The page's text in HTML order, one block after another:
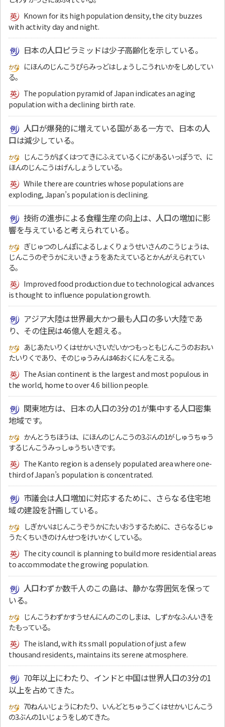
Known for its high population density, the city buzzes
with activity day and night.
日本の人口ピラミッドは少子高齢化を示している。
にほんのじんこうぴらみっどはしょうしこうれいかをしめしてい
る。
The population pyramid of Japan indicates an aging
population with a declining birth rate.
人口が爆発的に増えている国がある一方で、日本の人
口は減少している。
じんこうがばくはつてきにふえているくにがあるいっぽうで、に
ほんのじんこうはげんしょうしている。
While there are countries whose populations are
exploding, Japan’s population is declining.
技術の進歩による食糧生産の向上は、 人口の増加に影
響を与えていると考えられている。
ぎじゅつのしんぽによるしょくりょうせいさんのこうじょうは、
じんこうのぞうかにえいきょうをあたえているとかんがえられてい
る。
Improved food production due to technological advances
is thought to influence population growth.
アジア大陸は世界最大かつ最も人口の多い大陸であ
り、その住民は46億人を超える。
あじあたいりくはせかいさいだいかつもっともじんこうのおおい
たいりくであり、そのじゅうみんは46おくにんをこえる。
The Asian continent is the largest and most populous in
the world, home to over 4.6 billion people.
関東地方は、日本の人口の3分の1が集中する人口密集
地域です。
かんとうちほうは、にほんのじんこうの3ぶんの1がしゅうちゅう
するじんこうみっしゅうちいきです。
The Kanto region is a densely populated area where one-
third of Japan’s population is concentrated.
市議会は人口増加に対応するために、さらなる住宅地
域の建設を計画している。
しぎかいはじんこうぞうかにたいおうするために、さらなるじゅ
うたくちいきのけんせつをけいかくしている。
The city council is planning to build more residential areas
to accommodate the growing population.
人口わずか数千人のこの島は、静かな雰囲気を保って
いる。
じんこうわずかすうせんにんのこのしまは、しずかなふんいきを
たもっている。
The island, with its small population of just a few
thousand residents, maintains its serene atmosphere.
70年以上にわたり、インドと中国は世界人口の3分の1
以上を占めてきた。
70ねんいじょうにわたり、いんどとちゅうごくはせかいじんこう
の3ぶんの1いじょうをしめてきた。